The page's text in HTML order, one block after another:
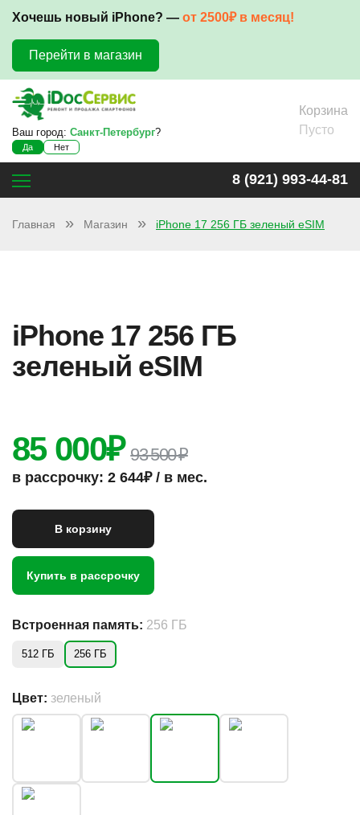
Хочешь новый iPhone? — от 2500₽ в месяц!
Перейти в магазин
Ваш город: Санкт-Петербург?
Да Нет
Корзина
Пусто
8 (921) 993-44-81
Главная Магазин iPhone 17 256 ГБ зеленый eSIM
iPhone 17 256 ГБ
зеленый eSIM
85 000₽ 93 500 ₽
в рассрочку: 2 644₽ / в мес.
В корзину
Купить в рассрочку
Встроенная память: 256 ГБ
512 ГБ 256 ГБ
Цвет: зеленый